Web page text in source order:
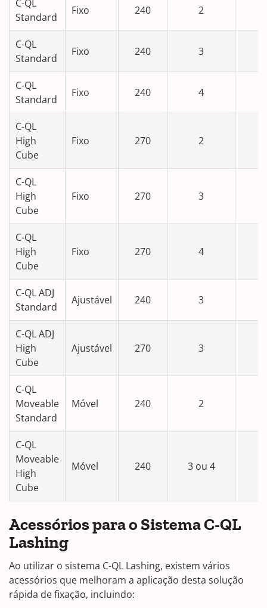
C-QL
Standard
Fixo 240 2
C-QL
Standard
Fixo 240 3
C-QL
Standard
Fixo 240 4
C-QL
High
Cube
Fixo 270 2
C-QL
High
Cube
Fixo 270 3
C-QL
High
Cube
Fixo 270 4
C-QL ADJ
Standard
Ajustável 240 3
C-QL ADJ
High
Cube
Ajustável 270 3
C-QL
Moveable
Standard
Móvel 240 2
C-QL
Moveable
High
Cube
Móvel 240 3 ou 4
Acessórios para o Sistema C-QL
Lashing
Ao utilizar o sistema C-QL Lashing, existem vários
acessórios que melhoram a aplicação desta solução
rápida de fixação, incluindo: